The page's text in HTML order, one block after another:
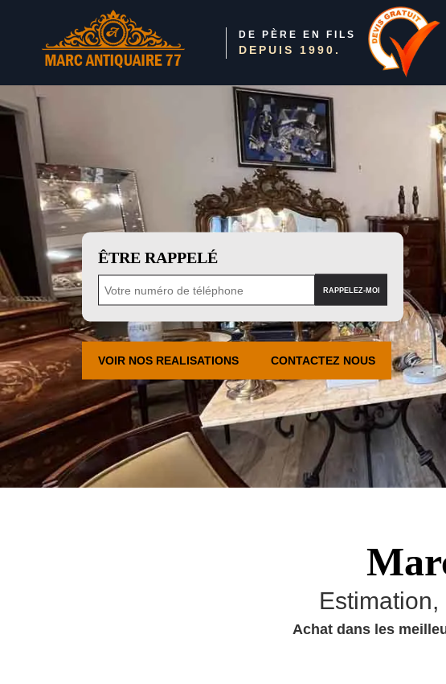
DE PÈRE EN FILS
DEPUIS 1990.
ÊTRE RAPPELÉ
VOIR NOS REALISATIONS CONTACTEZ NOUS
Achat dans les